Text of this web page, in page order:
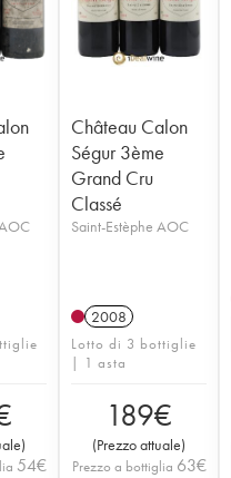
)
54€
Château Calon
Ségur 3ème
Grand Cru
Classé
Saint-Estèphe AOC
2008
Lotto di 3 bottiglie
| 1 asta
189€
(Prezzo attuale)
Prezzo a bottiglia 63€